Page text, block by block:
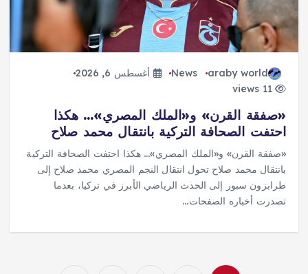
araby world
News
أغسطس 6, 2026
11 views
«صفقة القرن» و«الملك المصري»… هكذا
احتفت الصحافة التركية بانتقال محمد صلاح
«صفقة القرن» و«الملك المصري»… هكذا احتفت الصحافة التركية
بانتقال محمد صلاح تحول انتقال النجم المصري محمد صلاح إلى
طرابزون سبور إلى الحدث الرياضي الأبرز في تركيا، بعدما
تصدرت أخباره الصفحات…